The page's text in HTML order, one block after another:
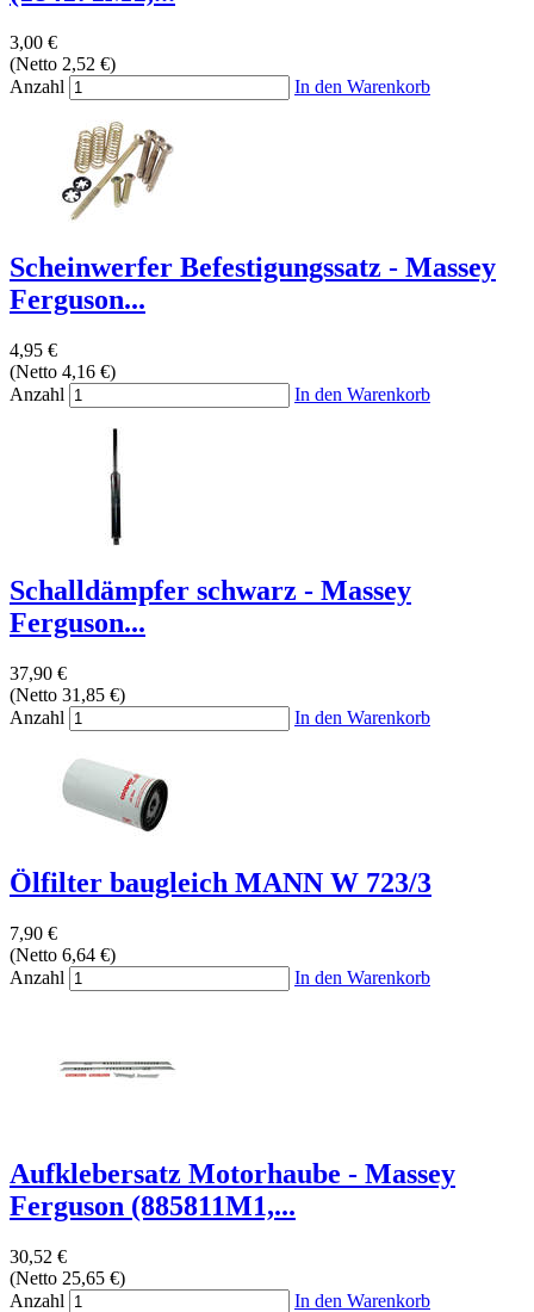
3,00 €
(Netto 2,52 €)
Anzahl
In den Warenkorb
Scheinwerfer Befestigungssatz - Massey
Ferguson...
4,95 €
(Netto 4,16 €)
Anzahl
In den Warenkorb
Schalldämpfer schwarz - Massey
Ferguson...
37,90 €
(Netto 31,85 €)
Anzahl
In den Warenkorb
Ölfilter baugleich MANN W 723/3
7,90 €
(Netto 6,64 €)
Anzahl
In den Warenkorb
Aufklebersatz Motorhaube - Massey
Ferguson (885811M1,...
30,52 €
(Netto 25,65 €)
Anzahl
In den Warenkorb